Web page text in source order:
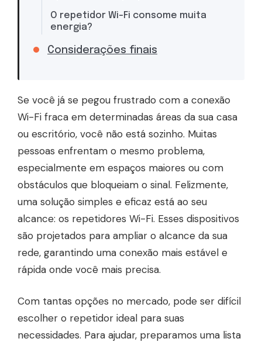
O repetidor Wi-Fi consome muita
energia?
Considerações finais
Se você já se pegou frustrado com a conexão
Wi-Fi fraca em determinadas áreas da sua casa
ou escritório, você não está sozinho. Muitas
pessoas enfrentam o mesmo problema,
especialmente em espaços maiores ou com
obstáculos que bloqueiam o sinal. Felizmente,
uma solução simples e eficaz está ao seu
alcance: os repetidores Wi-Fi. Esses dispositivos
são projetados para ampliar o alcance da sua
rede, garantindo uma conexão mais estável e
rápida onde você mais precisa.
Com tantas opções no mercado, pode ser difícil
escolher o repetidor ideal para suas
necessidades. Para ajudar, preparamos uma lista